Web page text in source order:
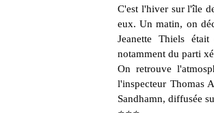
C'est l'hiver sur l'île
eux. Un matin, on
Jeanette Thiels
notamment du parti
On retrouve
l'inspecteur Thomas
Sandhamn, diffusée